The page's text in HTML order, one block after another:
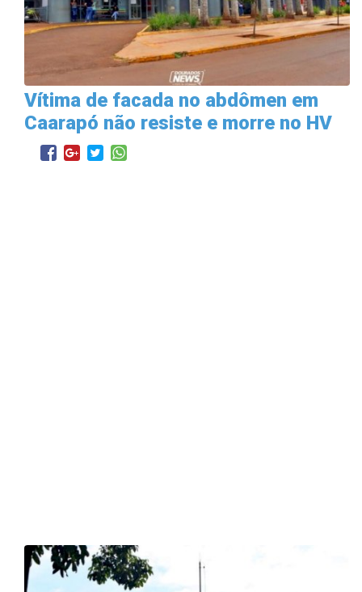
Vítima de facada no abdômen em
Caarapó não resiste e morre no HV